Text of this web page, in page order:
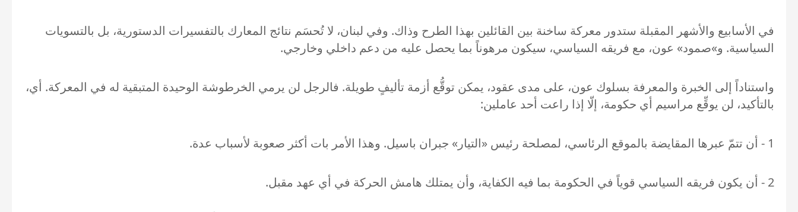
في الأسابيع والأشهر المقبلة ستدور معركة ساخنة بين القائلين بهذا الطرح وذاك. وفي لبنان، لا تُحسَم نتائج المعارك بالتفسيرات الدستورية، بل بالتسويات
السياسية. و»صمود» عون، مع فريقه السياسي، سيكون مرهوناً بما يحصل عليه من دعم داخلي وخارجي.
واستناداً إلى الخبرة والمعرفة بسلوك عون، على مدى عقود، يمكن توقُّع أزمة تأليفٍ طويلة. فالرجل لن يرمي الخرطوشة الوحيدة المتبقية له في المعركة. أي،
بالتأكيد، لن يوقِّع مراسيم أي حكومة، إلّا إذا راعت أحد عاملين:
1 - أن تتمّ عبرها المقايضة بالموقع الرئاسي، لمصلحة رئيس «التيار» جبران باسيل. وهذا الأمر بات أكثر صعوبة لأسباب عدة.
2 - أن يكون فريقه السياسي قوياً في الحكومة بما فيه الكفاية، وأن يمتلك هامش الحركة في أي عهد مقبل.